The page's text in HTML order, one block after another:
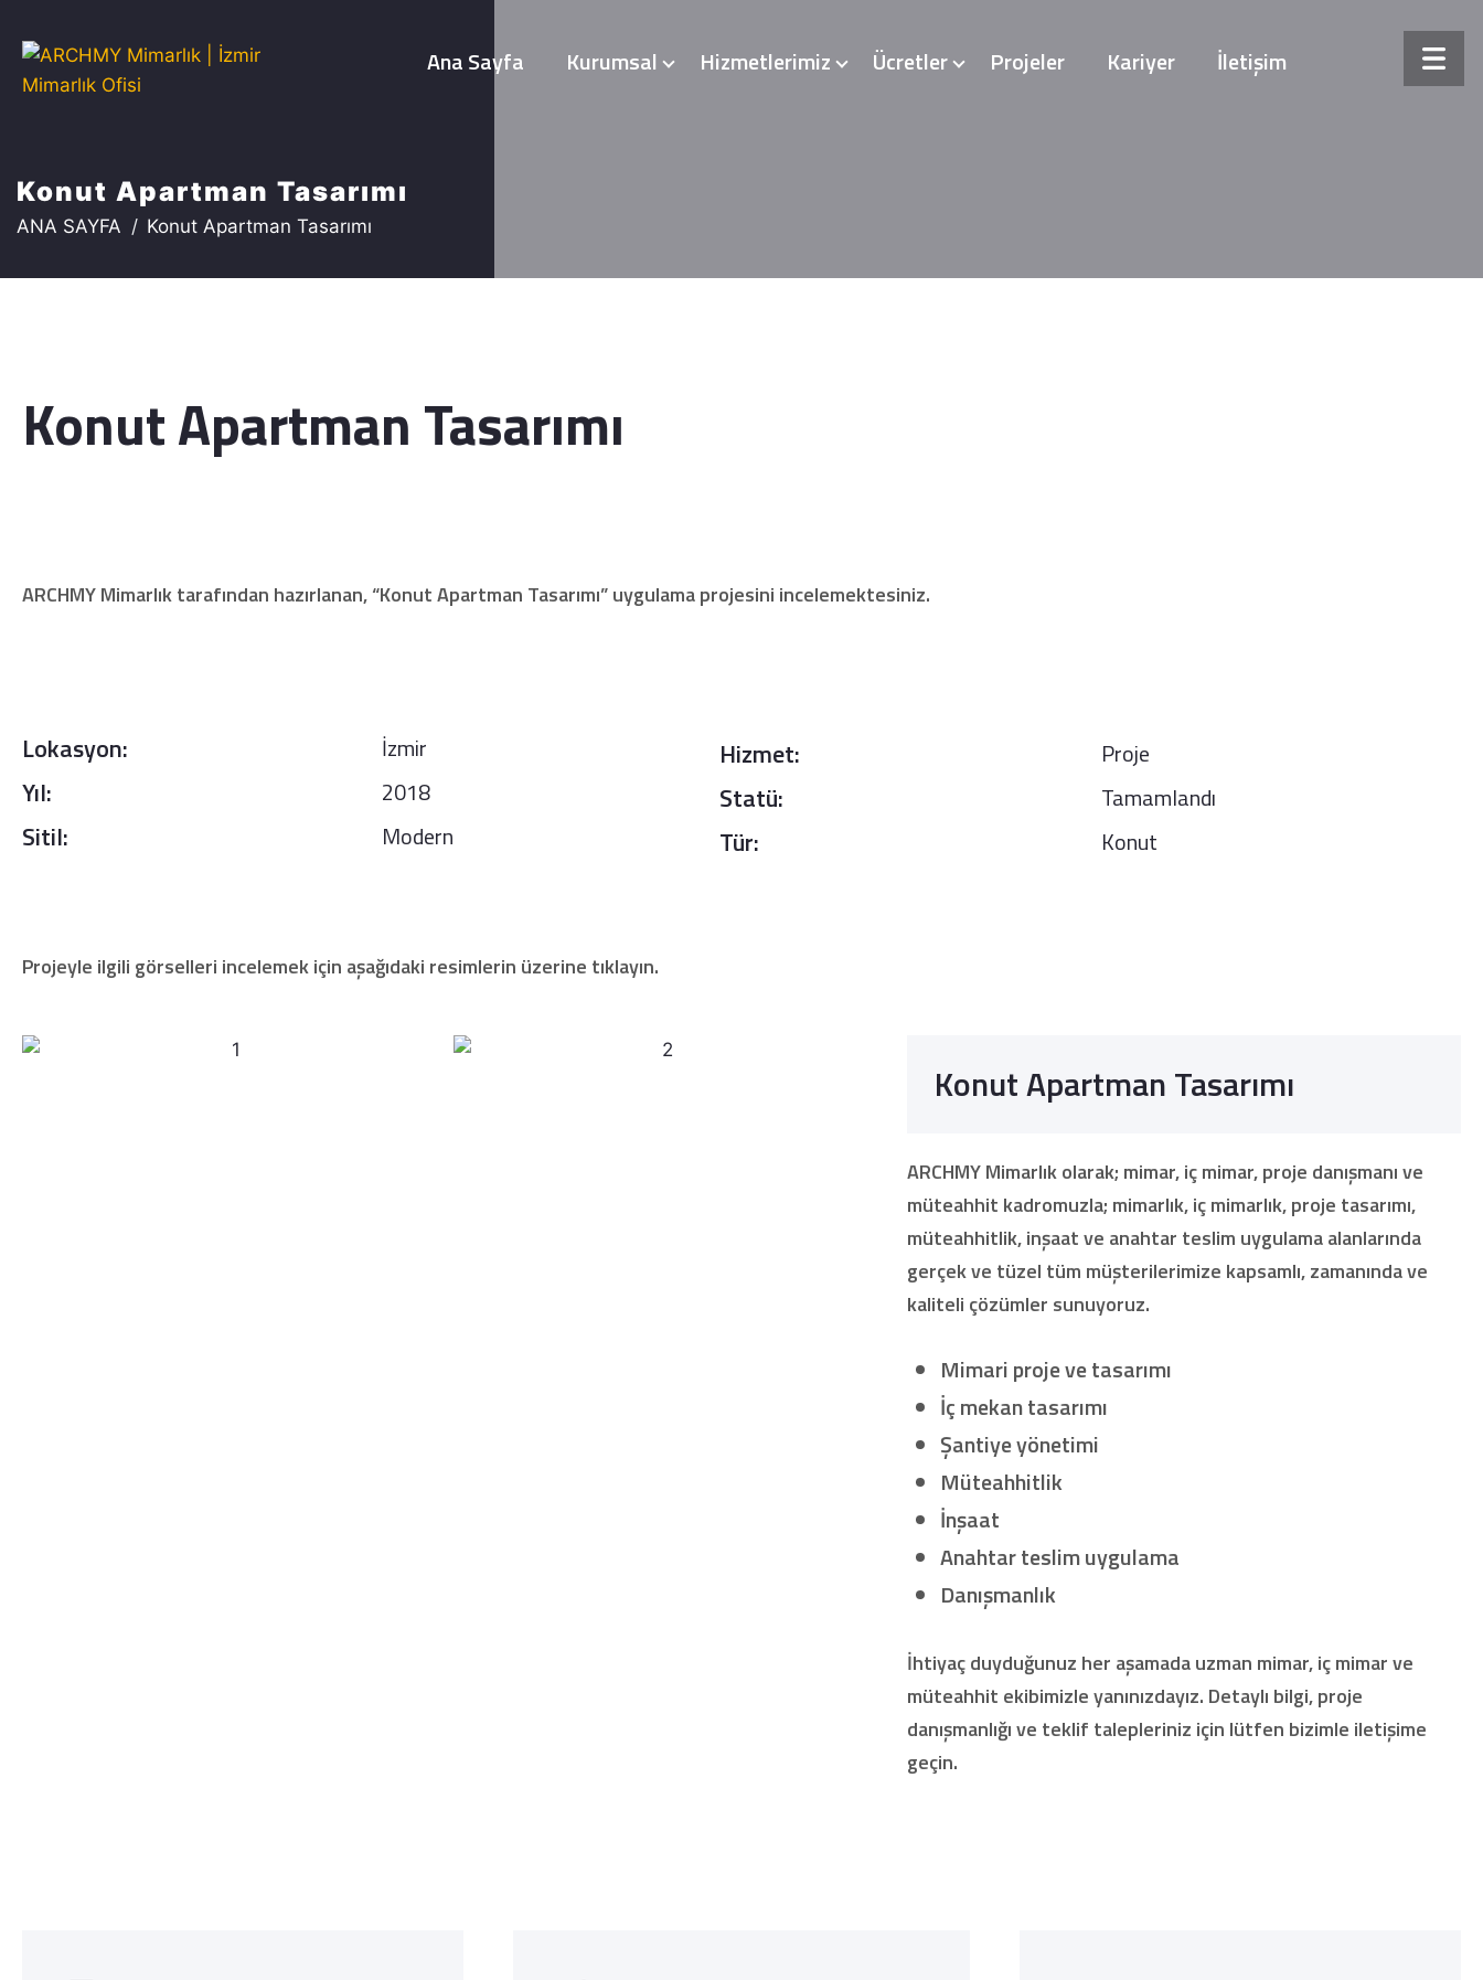
Ana Sayfa Kurumsal Hizmetlerimiz Ücretler Projeler Kariyer İletişim
Konut Apartman Tasarımı
ANA SAYFA Konut Apartman Tasarımı
Konut Apartman Tasarımı
ARCHMY Mimarlık tarafından hazırlanan, “Konut Apartman Tasarımı” uygulama projesini incelemektesiniz.
Lokasyon: İzmir
Yıl: 2018
Sitil: Modern
Hizmet: Proje
Statü: Tamamlandı
Tür: Konut
Projeyle ilgili görselleri incelemek için aşağıdaki resimlerin üzerine tıklayın.
Konut Apartman Tasarımı
ARCHMY Mimarlık olarak; mimar, iç mimar, proje danışmanı ve
müteahhit kadromuzla; mimarlık, iç mimarlık, proje tasarımı,
müteahhitlik, inşaat ve anahtar teslim uygulama alanlarında
gerçek ve tüzel tüm müşterilerimize kapsamlı, zamanında ve
kaliteli çözümler sunuyoruz.
Mimari proje ve tasarımı
İç mekan tasarımı
Şantiye yönetimi
Müteahhitlik
İnşaat
Anahtar teslim uygulama
Danışmanlık
İhtiyaç duyduğunuz her aşamada uzman mimar, iç mimar ve
müteahhit ekibimizle yanınızdayız. Detaylı bilgi, proje
danışmanlığı ve teklif talepleriniz için lütfen bizimle iletişime
geçin.